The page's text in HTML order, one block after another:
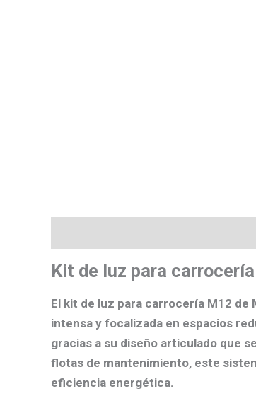
Kit de luz para
El kit de luz para carrocería M12
intensa y focalizada en espacios
gracias a su diseño articulado que
flotas de mantenimiento, este
eficiencia energética.